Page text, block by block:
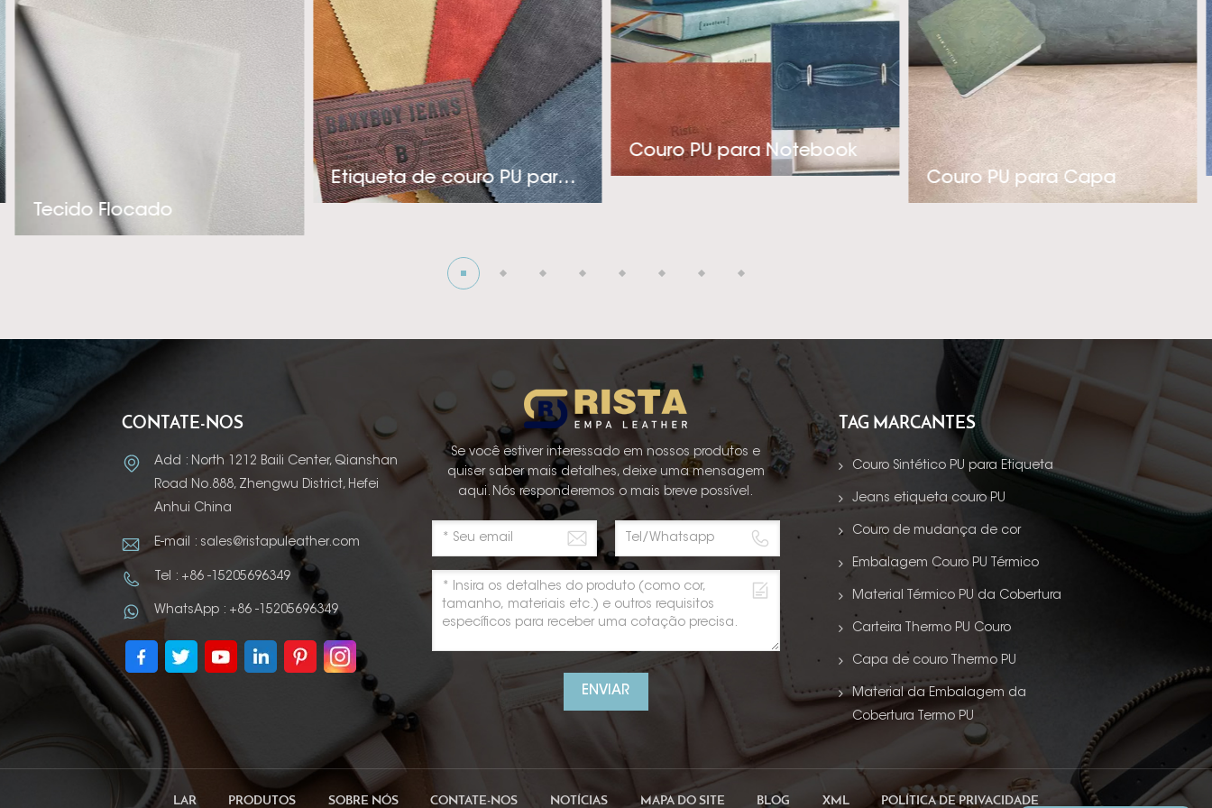
e adequado para a indústria de rótulos, embalagens e coberturas de luxo. Com nossa
experiência técnica e pensamento inovador, a Rista adota uma abordagem pró-ativa na
criação de produtos econômicos e de aplicação específica para atender nossos clientes’
precisa. Se você estiver procurando por um fornecedor de couro sintético PU térmico polidor
de alta qualidade para sua indústria de roupas, capas ou embalagens sofisticadas, por favor,
entre em contato conosco! A visão da empresa é tentando para se tornar o mais profissional
e melhor fornecedor de couro sintético PU térmico! Ansiosos para criar uma cooperação
profunda com você!
Tecido Flocado
Etiqueta de couro PU para jeans
Couro PU para Notebook
Couro PU para Capa
CONTATE-NOS
Add : North 1212 Baili Center, Qianshan
Road No.888, Zhengwu District, Hefei
Anhui China
E-mail : sales@ristapuleather.com
Tel : +86 -15205696349
WhatsApp : +86 -15205696349
Se você estiver interessado em nossos produtos e
quiser saber mais detalhes, deixe uma mensagem
aqui. Nós responderemos o mais breve possível.
ENVIAR
TAG MARCANTES
Couro Sintético PU para Etiqueta
Jeans etiqueta couro PU
Couro de mudança de cor
Embalagem Couro PU Térmico
Material Térmico PU da Cobertura
Carteira Thermo PU Couro
Capa de couro Thermo PU
Material da Embalagem da
Cobertura Termo PU
LAR PRODUTOS SOBRE NÓS CONTATE-NOS NOTÍCIAS MAPA DO SITE BLOG XML POLÍTICA DE PRIVACIDADE